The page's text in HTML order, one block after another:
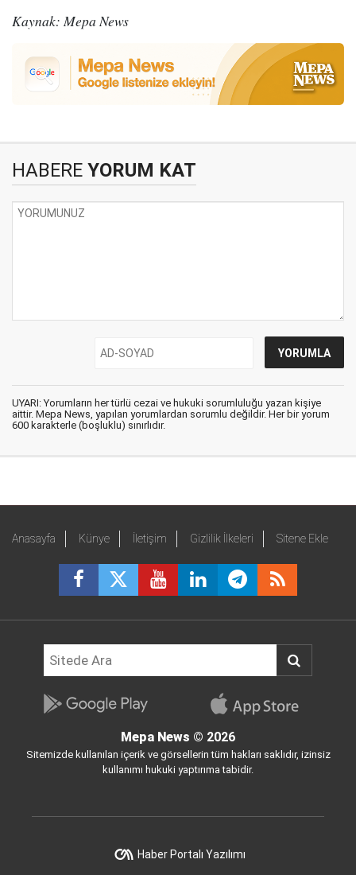
Kaynak: Mepa News
HABERE YORUM KAT
UYARI: Yorumların her türlü cezai ve hukuki sorumluluğu yazan kişiye
aittir. Mepa News, yapılan yorumlardan sorumlu değildir. Her bir yorum
600 karakterle (boşluklu) sınırlıdır.
Anasayfa Künye İletişim Gizlilik İlkeleri Sitene Ekle
Mepa News © 2026
Sitemizde kullanılan içerik ve görsellerin tüm hakları saklıdır, izinsiz
kullanımı hukuki yaptırıma tabidir.
Haber Portalı Yazılımı